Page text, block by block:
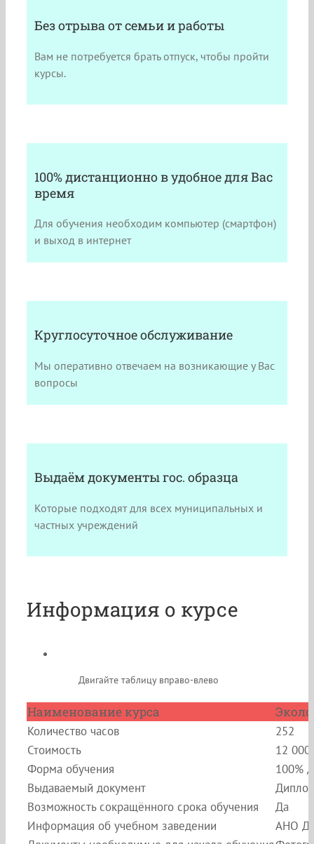
Без отрыва от семьи и работы
Вам не потребуется брать отпуск, чтобы пройти
курсы.
100% дистанционно в удобное для Вас
время
Для обучения необходим компьютер (смартфон)
и выход в интернет
Круглосуточное обслуживание
Мы оперативно отвечаем на возникающие у Вас
вопросы
Выдаём документы гос. образца
Которые подходят для всех муниципальных и
частных учреждений
Информация о курсе
Двигайте таблицу вправо-влево
Наименование курса
Количество часов
252
Стоимость
12 000
Форма обучения
100%
Выдаваемый документ
Возможность сокращённого срока обучения
Да
Информация об учебном заведении
АНО